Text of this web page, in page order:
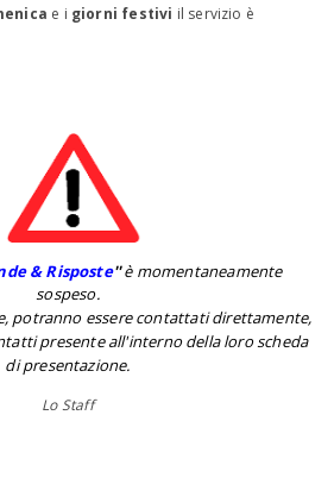
e i giorni festivi il servizio è
& Risposte''è momentaneamente
sospeso.
potranno essere contattati direttamente,
presente all'interno della loro scheda
di presentazione.
Lo Staff